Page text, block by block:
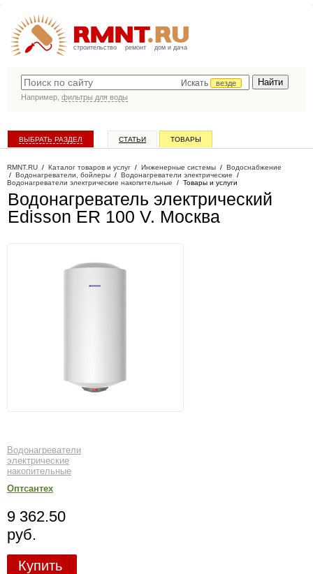
строительство ремонт дом и дача
Искать
везде
Например, фильтры для воды
ВЫБРАТЬ РАЗДЕЛ СТАТЬИ ТОВАРЫ
RMNT.RU / Каталог товаров и услуг / Инженерные системы / Водоснабжение
/ Водонагреватели, бойлеры / Водонагреватели электрические /
Водонагреватели электрические накопительные / Товары и услуги
Водонагреватель электрический
Edisson ER 100 V. Москва
Водонагреватели
электрические
накопительные
Оптсантех
9 362.50
руб.
Купить